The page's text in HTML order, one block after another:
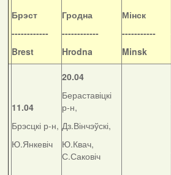
Брэст
------------
Brest
Гродна
------------
Hrodna
Мінск
-----------
Minsk
11.04
Брэсцкі р-н,
Ю.Янкевіч
20.04
Бераставіцкі
р-н,
Дз.Вінчэўскі,
Ю.Квач,
С.Саковіч